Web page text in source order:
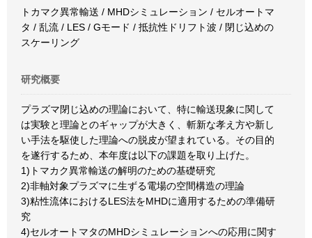
トカマク異常輸送 / MHDシミュレーション / セルオートマ
タ / 乱流 / LES / Gモード / 抵抗性ドリフト波 / 閉じ込めの
スケーリング
研究概要
プラズマ閉じ込めの理論において、特に輸送現象に関して
は実験と理論とのギャップが大きく、斬新な孝え方や新し
い手法を駆使した理論への脱皮が望まれている。その目的
を遂行するため、本年度は以下の課題を取り上げた。
1)トマカク異常輸送の解明のための基礎研究
2)非軸対象プラズマに生ずる電場の空間構造の理論
3)粘性流体におけるLES法をMHDに適用するための準備研
究
4)セルオートマタのMHDシミュレーションへの応用に関す